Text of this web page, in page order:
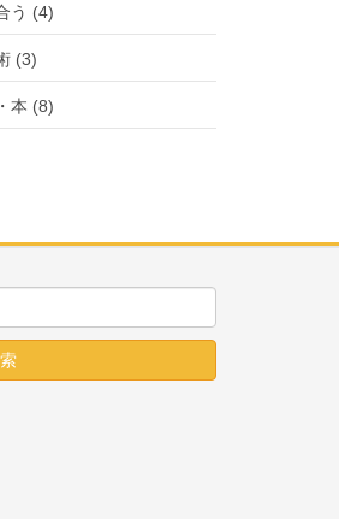
う (4)
(3)
本 (8)